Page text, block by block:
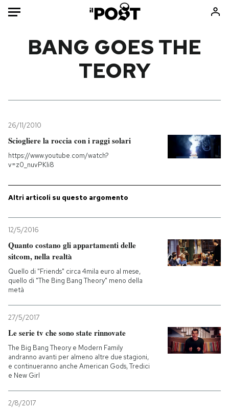
Mondo
Tecnologia
Internet
Scienza
Libri
Ok Boomer!
PODCAST
NEWSLETTER
I MIEI PREFERITI
SHOP
BANG GOES THE
TEORY
26/11/2010
Sciogliere la roccia con i raggi solari
https://www.youtube.com/watch?
v=z0_nuvPKIi8
Altri articoli su questo argomento
12/5/2016
Quanto costano gli appartamenti delle
sitcom, nella realtà
Quello di "Friends" circa 4mila euro al mese,
quello di "The Bing Bang Theory" meno della
metà
27/5/2017
Le serie tv che sono state rinnovate
The Big Bang Theory e Modern Family
andranno avanti per almeno altre due stagioni,
e continueranno anche American Gods, Tredici
e New Girl
2/8/2017